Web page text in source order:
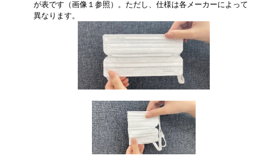
が表です（画像１参照）。ただし、仕様は各メーカーによって
異なります。